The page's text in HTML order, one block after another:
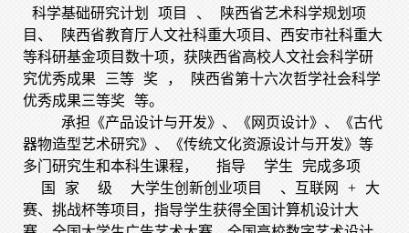
科学基础研究计划
项目 、
陕西省艺术科学规划项
目、
陕西省教育厅人文社科重大项目、西安市社科重大
等科研基金项目数十项，获陕西省高校人文社会科学研
究优秀成果
三等 奖 ，
陕西省第十六次哲学社会科学
优秀成果三等奖
等。
承担《产品设计与开发》、《网页设计》、《古代
器物造型艺术研究》、《传统文化资源设计与开发》等
多门研究生和本科生课程，
指导 学生
完成多项
国
家 级 大学生创新创业项目 、互联网 +
大
赛、挑战杯等项目，指导学生获得全国计算机设计大